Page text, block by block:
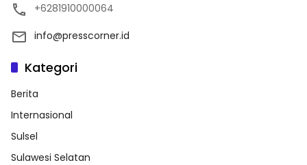
+6281910000064
info@presscorner.id
Kategori
Berita
Internasional
Sulsel
Sulawesi Selatan